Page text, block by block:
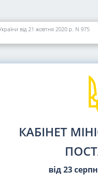
від 21 жовтня 2020 р. N 975
КАБІНЕТ
від 23